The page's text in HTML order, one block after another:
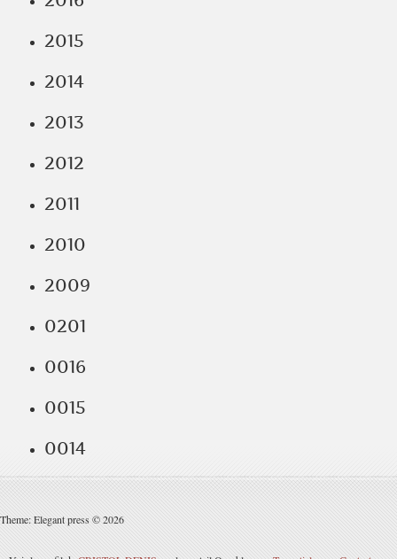
2015
2014
2013
2012
2011
2010
2009
0201
0016
0015
0014
Theme: Elegant press © 2026